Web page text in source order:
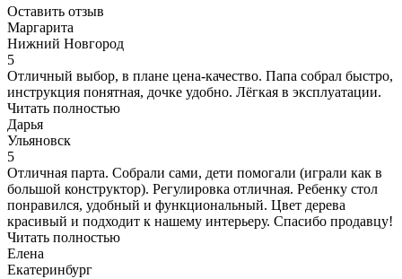
Оставить отзыв
Маргарита
Нижний Новгород
5
Отличный выбор, в плане цена-качество. Папа собрал быстро,
инструкция понятная, дочке удобно. Лёгкая в эксплуатации.
Читать полностью
Дарья
Ульяновск
5
Отличная парта. Собрали сами, дети помогали (играли как в
большой конструктор). Регулировка отличная. Ребенку стол
понравился, удобный и функциональный. Цвет дерева
красивый и подходит к нашему интерьеру. Спасибо продавцу!
Читать полностью
Елена
Екатеринбург